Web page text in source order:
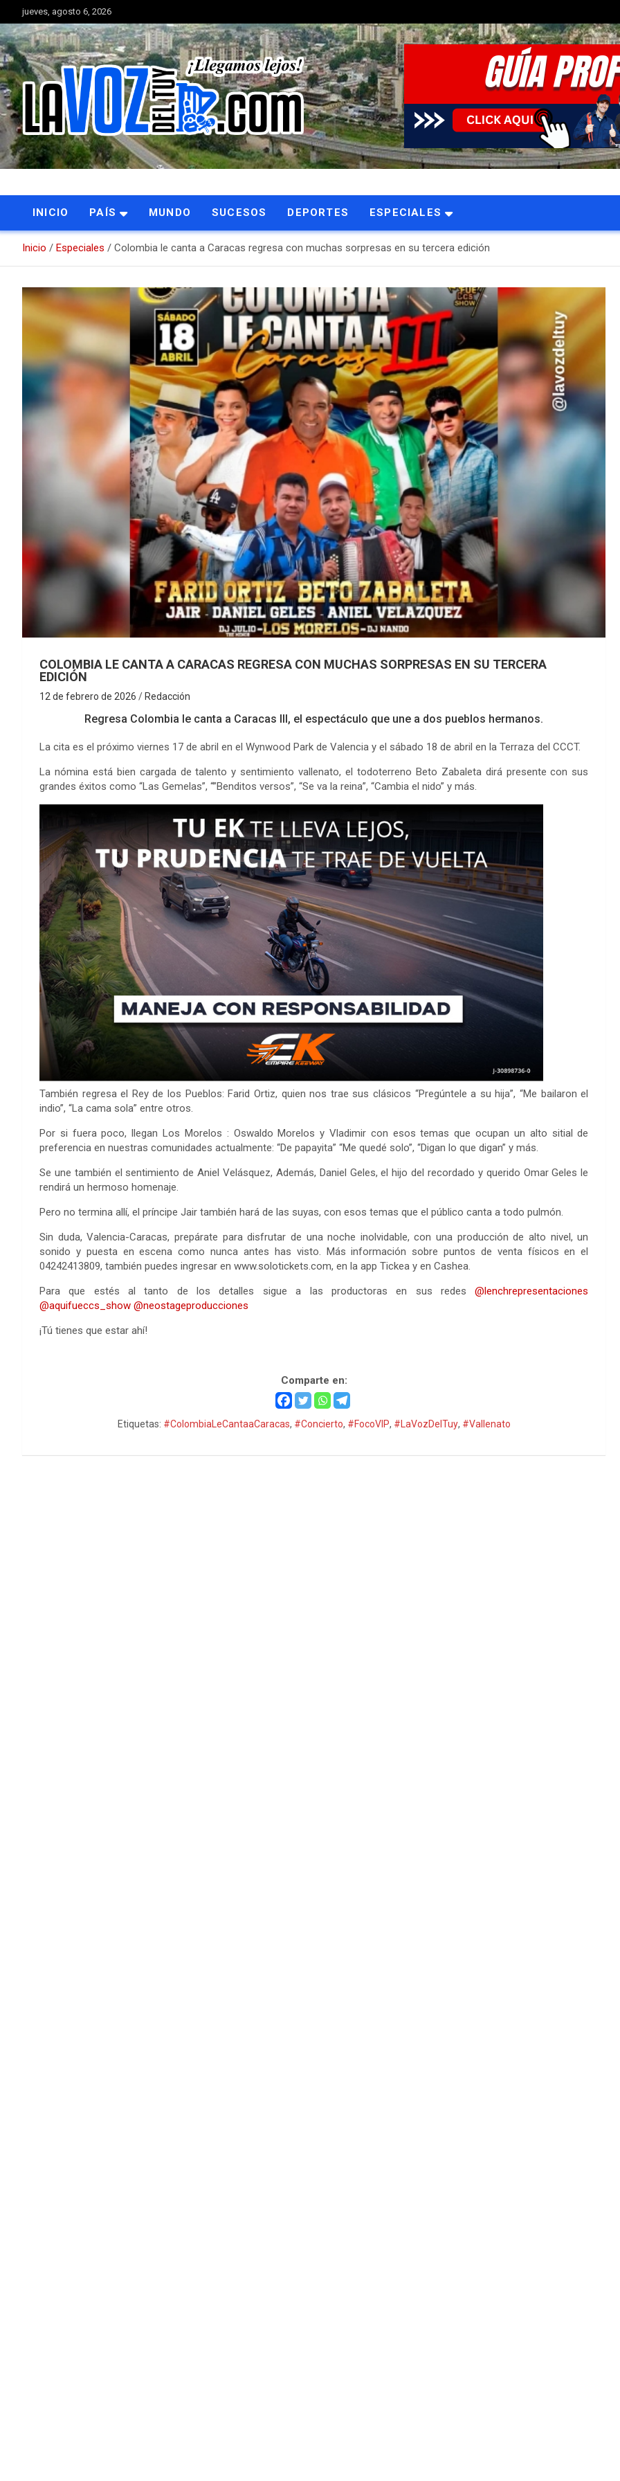
Saltar
al
contenido
jueves, agosto 6, 2026
La Voz del Tuy
Portal de noticias
INICIO PAÍS MUNDO SUCESOS DEPORTES ESPECIALES
Inicio Especiales Colombia le canta a Caracas regresa con muchas sorpresas en su tercera edición
COLOMBIA LE CANTA A CARACAS REGRESA CON MUCHAS SORPRESAS EN SU TERCERA
EDICIÓN
12 de febrero de 2026 Redacción
Regresa Colombia le canta a Caracas III, el espectáculo que une a dos pueblos hermanos.
La cita es el próximo viernes 17 de abril en el Wynwood Park de Valencia y el sábado 18 de abril en la Terraza del CCCT.
La nómina está bien cargada de talento y sentimiento vallenato, el todoterreno Beto Zabaleta dirá presente con sus
grandes éxitos como “Las Gemelas”, “”Benditos versos”, “Se va la reina”, “Cambia el nido” y más.
También regresa el Rey de los Pueblos: Farid Ortiz, quien nos trae sus clásicos “Pregúntele a su hija”, “Me bailaron el
indio”, “La cama sola” entre otros.
Por si fuera poco, llegan Los Morelos : Oswaldo Morelos y Vladimir con esos temas que ocupan un alto sitial de
preferencia en nuestras comunidades actualmente: “De papayita” “Me quedé solo”, “Digan lo que digan” y más.
Se une también el sentimiento de Aniel Velásquez, Además, Daniel Geles, el hijo del recordado y querido Omar Geles le
rendirá un hermoso homenaje.
Pero no termina allí, el príncipe Jair también hará de las suyas, con esos temas que el público canta a todo pulmón.
Sin duda, Valencia-Caracas, prepárate para disfrutar de una noche inolvidable, con una producción de alto nivel, un
sonido y puesta en escena como nunca antes has visto. Más información sobre puntos de venta físicos en el
04242413809, también puedes ingresar en www.solotickets.com, en la app Tickea y en Cashea.
Para que estés al tanto de los detalles sigue a las productoras en sus redes@lenchrepresentaciones
@aquifueccs_show @neostageproducciones
¡Tú tienes que estar ahí!
Comparte en:
Etiquetas: #ColombiaLeCantaaCaracas, #Concierto, #FocoVIP, #LaVozDelTuy, #Vallenato